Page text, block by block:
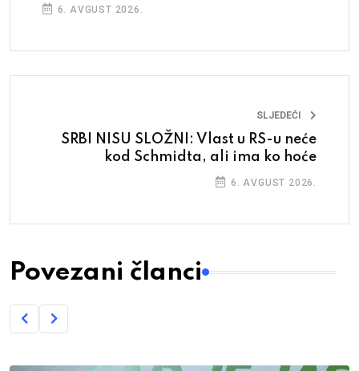
6. AVGUST 2026.
SLJEDEĆI
SRBI NISU SLOŽNI: Vlast u RS-u neće
kod Schmidta, ali ima ko hoće
6. AVGUST 2026.
Povezani članci